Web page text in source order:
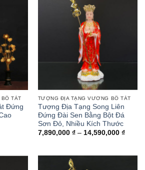
TÁT
Đứng
TƯỢNG ĐỊA TẠNG VƯƠNG BỒ TÁT
Tượng Địa Tạng Song Liên
Đứng Đài Sen Bằng Bột Đá
Sơn Đỏ, Nhiều Kích Thước
7,890,000 ₫ – 14,590,000 ₫